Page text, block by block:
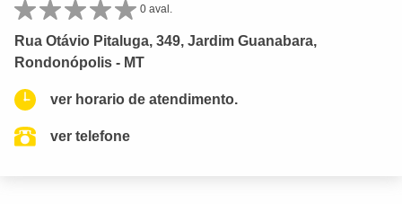
0 aval.
Rua Otávio Pitaluga, 349, Jardim Guanabara,
Rondonópolis - MT
ver horario de atendimento.
ver telefone